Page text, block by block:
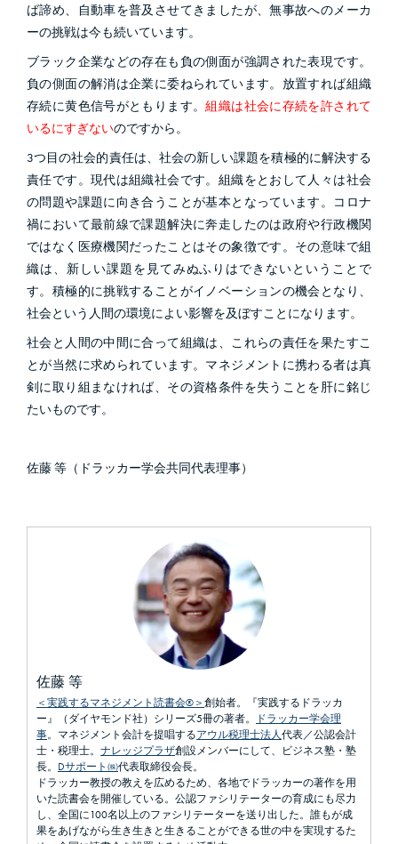
ば諦め、自動車を普及させてきましたが、無事故へのメーカ
ーの挑戦は今も続いています。
ブラック企業などの存在も負の側面が強調された表現です。
負の側面の解消は企業に委ねられています。放置すれば組織
存続に黄色信号がともります。組織は社会に存続を許されて
いるにすぎないのですから。
3つ目の社会的責任は、社会の新しい課題を積極的に解決する
責任です。現代は組織社会です。組織をとおして人々は社会
の問題や課題に向き合うことが基本となっています。コロナ
禍において最前線で課題解決に奔走したのは政府や行政機関
ではなく医療機関だったことはその象徴です。その意味で組
織は、新しい課題を見てみぬふりはできないということで
す。積極的に挑戦することがイノベーションの機会となり、
社会という人間の環境によい影響を及ぼすことになります。
社会と人間の中間に合って組織は、これらの責任を果たすこ
とが当然に求められています。マネジメントに携わる者は真
剣に取り組まなければ、その資格条件を失うことを肝に銘じ
たいものです。
佐藤 等（ドラッカー学会共同代表理事）
佐藤 等
＜実践するマネジメント読書会®＞創始者。『実践するドラッカ
ー』（ダイヤモンド社）シリーズ5冊の著者。
ドラッカー学会理
事。マネジメント会計を提唱するアウル税理士法人代表／公認会計
士・税理士。 ナレッジプラザ創設メンバーにして、ビジネス塾・塾
長。 Dサポート㈱代表取締役会長。
ドラッカー教授の教えを広めるため、各地でドラッカーの著作を用
いた読書会を開催している。公認ファシリテーターの育成にも尽力
し、全国に100名以上のファシリテーターを送り出した。誰もが成
果をあげながら生き生きと生きることができる世の中を実現するた